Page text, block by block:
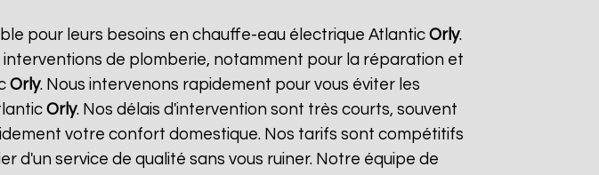
pour leurs besoins en chauffe-eau électrique Atlantic Orly.
de plomberie, notamment pour la réparation et
Orly. Nous intervenons rapidement pour vous éviter les
Orly. Nos délais d'intervention sont très courts, souvent
votre confort domestique. Nos tarifs sont compétitifs
d'un service de qualité sans vous ruiner. Notre équipe de